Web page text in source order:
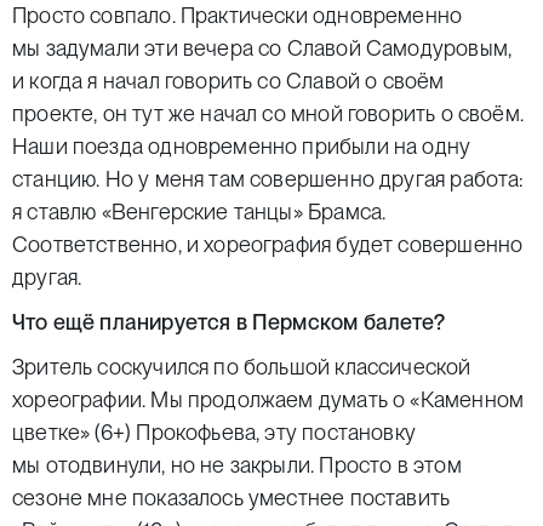
Просто совпало. Практически одновременно
мы задумали эти вечера со Славой Самодуровым,
и когда я начал говорить со Славой о своём
проекте, он тут же начал со мной говорить о своём.
Наши поезда одновременно прибыли на одну
станцию. Но у меня там совершенно другая работа:
я ставлю «Венгерские танцы» Брамса.
Соответственно, и хореография будет совершенно
другая.
Что ещё планируется в Пермском балете?
Зритель соскучился по большой классической
хореографии. Мы продолжаем думать о «Каменном
цветке» (6+) Прокофьева, эту постановку
мы отодвинули, но не закрыли. Просто в этом
сезоне мне показалось уместнее поставить